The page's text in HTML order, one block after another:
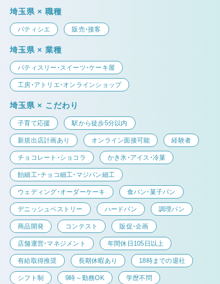
埼玉県 × 職種
パティシエ 販売・接客
埼玉県 × 業種
パティスリー・スイーツ・ケーキ屋
工房・アトリエ・オンラインショップ
埼玉県 × こだわり
子育て応援 駅から徒歩5分以内
新規出店計画あり オンライン面接可能 経験者
チョコレート・ショコラ かき氷・アイス・冷菓
飴細工・チョコ細工・マジパン細工
ウェディング・オーダーケーキ 食パン・菓子パン
デニッシュペストリー ハードパン 調理パン
商品開発 コンテスト 販促・企画
店舗運営・マネジメント 年間休日105日以上
有給取得推奨 長期休暇あり 18時までの退社
シフト制 9時～勤務OK 学歴不問